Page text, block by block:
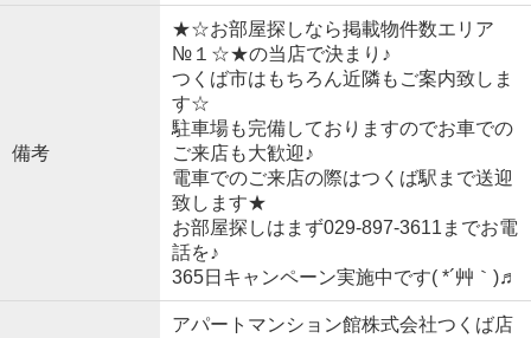
備考
★☆お部屋探しなら掲載物件数エリア
№１☆★の当店で決まり♪
つくば市はもちろん近隣もご案内致しま
す☆
駐車場も完備しておりますのでお車での
ご来店も大歓迎♪
電車でのご来店の際はつくば駅まで送迎
致します★
お部屋探しはまず029-897-3611までお電
話を♪
365日キャンペーン実施中です( *´艸｀)♬
アパートマンション館株式会社つくば店